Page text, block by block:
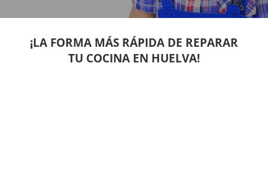
¡LA FORMA MÁS RÁPIDA DE REPARAR
TU COCINA EN HUELVA!